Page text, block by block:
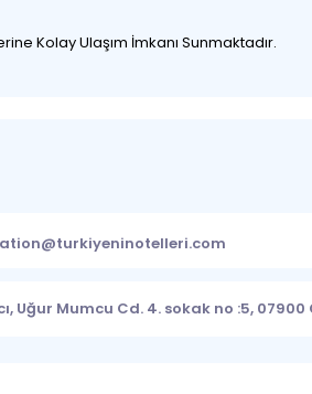
Kolay Ulaşım İmkanı Sunmaktadır.
Uğur Mumcu Cd. 4. sokak no :5,